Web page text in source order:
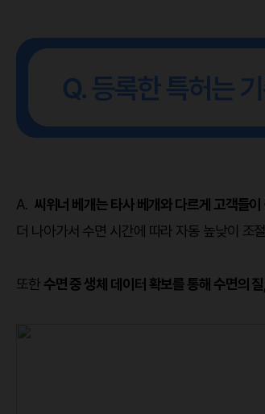
A. 씨위너 베개는 타사 베개와 다르게 고객들이
더 나아가서 수면 시간에 따라 자동 높낮이 조
또한 수면 중 생체 데이터 확보를 통해 수면의